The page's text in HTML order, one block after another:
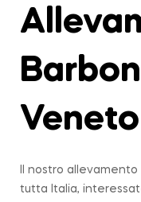
Veneto
Il nostro
tutta Italia,